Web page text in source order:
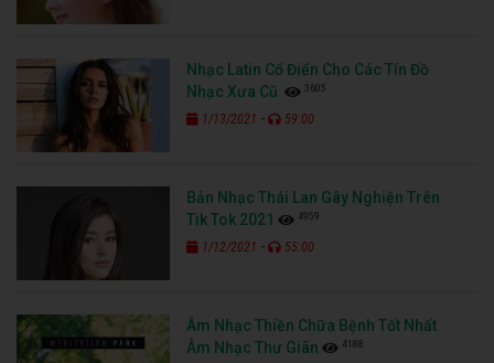
Nhạc Latin Cổ Điển Cho Các Tín Đồ
Nhạc Xưa Cũ
3605
1/13/2021 - 59:00
Bản Nhạc Thái Lan Gây Nghiện Trên
Tik Tok 2021
4959
1/12/2021 - 55:00
Âm Nhạc Thiền Chữa Bệnh Tốt Nhất
Âm Nhạc Thư Giãn
4188